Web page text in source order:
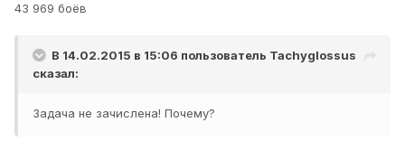
43 969 боёв
В 14.02.2015 в 15:06 пользователь Tachyglossus
сказал:
Задача не зачислена! Почему?